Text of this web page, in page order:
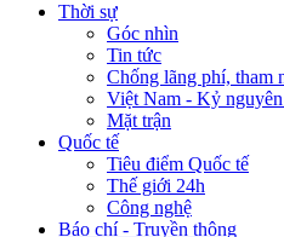
Thời sự
Góc nhìn
Tin tức
Chống lãng phí, tham
Việt Nam - Kỷ
Mặt trận
Quốc tế
Tiêu điểm Quốc tế
Thế giới 24h
Công nghệ
Báo chí - Truyền thông